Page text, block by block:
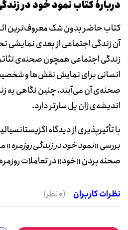
دربارۀ کتاب نمود خود در
کتاب حاضر بدون شک معروف‌ترین
آن زندگی اجتماعی از بعدی نمایشی
زندگی اجتماعی همچون صحنه‌ی
انسانی برای نمایش نقش‌ها و
صحنه‌ی آن می‌آیند. چنین نگاهی به
اندیشه‌ی ژان پل سارتر دارد.
با تأثیرپذیری از دیدگاه
بررسی «نمود خود در زندگی روزمره»
صحنه بردن «خود» در تعاملات
نظرات کاربران (0 نظر)